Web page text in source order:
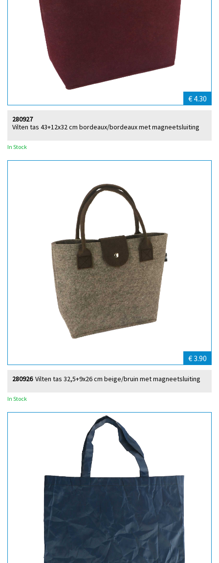
€ 4.30
Vilten tas 43+12x32 cm bordeaux/bordeaux met magneetsluiting
280927
In Stock
€ 3.90
Vilten tas 32,5+9x26 cm beige/bruin met magneetsluiting
280926
In Stock